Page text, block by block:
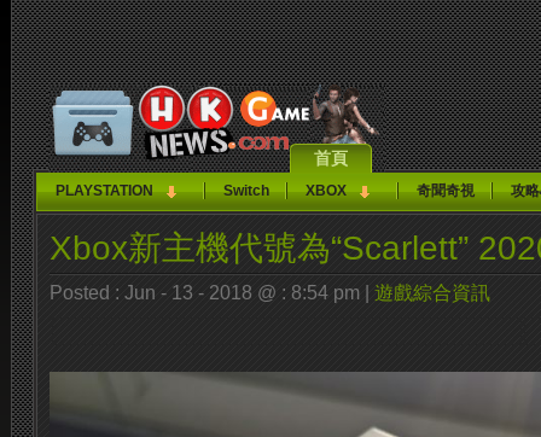
首頁
PLAYSTATION Switch XBOX 奇聞奇視 攻
Xbox新主機代號為“Scarlett”
Posted : Jun - 13 - 2018 @ : 8:54 pm | 遊戲綜合資訊